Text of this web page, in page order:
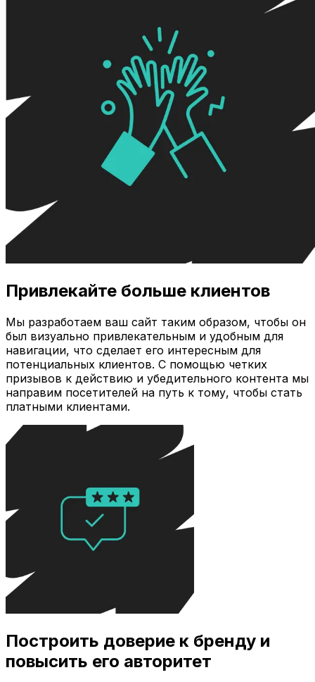
Привлекайте больше клиентов
Мы разработаем ваш сайт таким образом, чтобы он
был визуально привлекательным и удобным для
навигации, что сделает его интересным для
потенциальных клиентов. С помощью четких
призывов к действию и убедительного контента мы
направим посетителей на путь к тому, чтобы стать
платными клиентами.
Построить доверие к бренду и
повысить его авторитет